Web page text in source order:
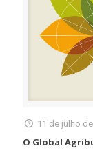
11 de julho
O Global